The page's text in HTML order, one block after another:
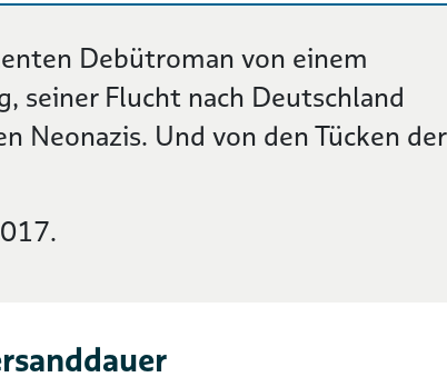
Debütroman von einem
seiner Flucht nach Deutschland
Neonazis. Und von den Tücken der